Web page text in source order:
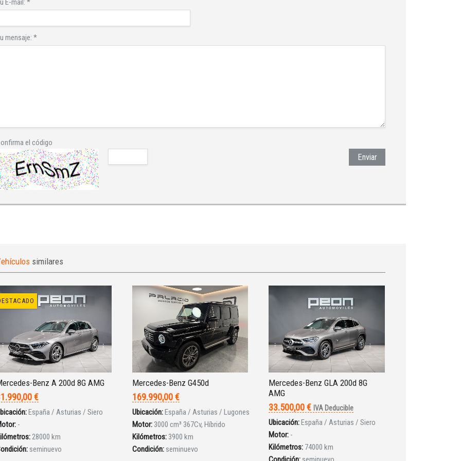
E-mail: *
mensaje: *
el código
Enviar
similares
Benz A 200d 8G AMG
€
España / Asturias / Siero
-
28000 km
seminuevo
Mercedes-Benz G450d
169.990,00 €
Ubicación:España / Asturias / Lugones
Motor: 3000 cm³ 367Cv, Híbrido
Kilómetros: 3900 km
Condición: seminuevo
Mercedes-Benz GLA 200d 8G
AMG
33.500,00 € IVA Deducible
Ubicación:España / Asturias / Siero
Motor: -
Kilómetros: 74000 km